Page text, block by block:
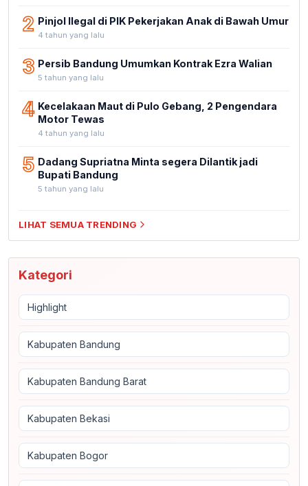
2 Pinjol Ilegal di PIK Pekerjakan Anak di Bawah Umur
4 tahun yang lalu
3 Persib Bandung Umumkan Kontrak Ezra Walian
5 tahun yang lalu
4 Kecelakaan Maut di Pulo Gebang, 2 Pengendara
Motor Tewas
4 tahun yang lalu
5 Dadang Supriatna Minta segera Dilantik jadi
Bupati Bandung
5 tahun yang lalu
LIHAT SEMUA TRENDING
Kategori
Highlight
Kabupaten Bandung
Kabupaten Bandung Barat
Kabupaten Bekasi
Kabupaten Bogor